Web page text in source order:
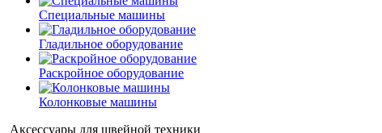
Специальные машины
Гладильное оборудование
Раскройное оборудование
Колонковые машины
Аксессуары для швейной техники